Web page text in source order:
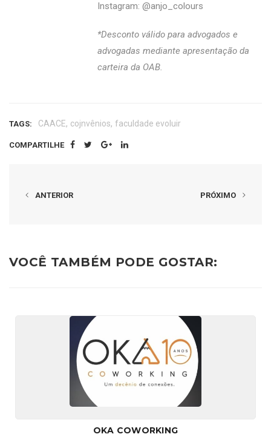
Instagram: @‌anjo_colours
*Desconto válido para advogados e
advogadas mediante apresentação da
carteira da OAB.
TAGS: CAACE, cojnvênios, faculdade evoluir
COMPARTILHE
ANTERIOR PRÓXIMO
VOCÊ TAMBÉM PODE GOSTAR:
OKA COWORKING